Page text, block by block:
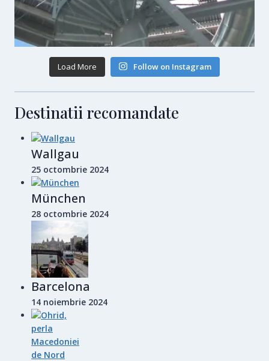
Load More Follow on Instagram
Destinatii recomandate
Wallgau
25 octombrie 2024
München
28 octombrie 2024
Barcelona
14 noiembrie 2024